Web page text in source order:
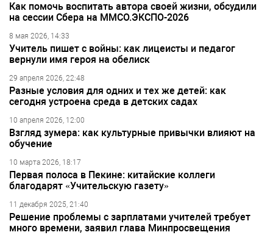
Как помочь воспитать автора своей жизни, обсудили
на сессии Сбера на ММСО.ЭКСПО-2026
8 мая 2026, 14:33
Учитель пишет с войны: как лицеисты и педагог
вернули имя героя на обелиск
29 апреля 2026, 22:48
Разные условия для одних и тех же детей: как
сегодня устроена среда в детских садах
10 апреля 2026, 12:00
Взгляд зумера: как культурные привычки влияют на
обучение
10 марта 2026, 18:17
Первая полоса в Пекине: китайские коллеги
благодарят «Учительскую газету»
11 декабря 2025, 21:40
Решение проблемы с зарплатами учителей требует
много времени, заявил глава Минпросвещения